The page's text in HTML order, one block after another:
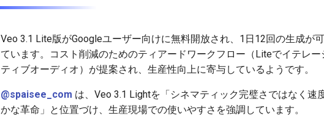
Veo 3.1 Lite版がGoogleユーザー向けに無料開放され、1日12回の生成が
ています。コスト削減のためのティアードワークフロー（Liteでイテレ
ティブオーディオ）が提案され、生産性向上に寄与しているようです。
@spaisee_com は、Veo 3.1 Lightを「シネマティック完璧さではなく速
かな革命」と位置づけ、生産現場での使いやすさを強調しています。